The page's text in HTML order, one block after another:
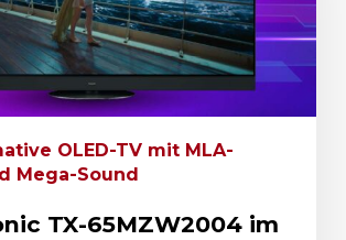
OLED-TV mit MLA-
Mega-Sound
TX-65MZW2004 im